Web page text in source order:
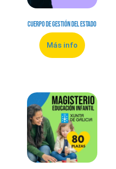
Cuerpo de Gestión del Estado
Más info